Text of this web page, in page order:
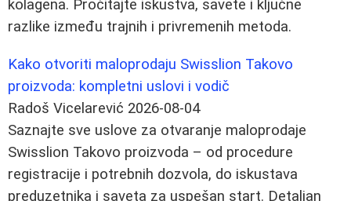
kolagena. Pročitajte iskustva, savete i ključne
razlike između trajnih i privremenih metoda.
Kako otvoriti maloprodaju Swisslion Takovo
proizvoda: kompletni uslovi i vodič
Radoš Vicelarević 2026-08-04
Saznajte sve uslove za otvaranje maloprodaje
Swisslion Takovo proizvoda – od procedure
registracije i potrebnih dozvola, do iskustava
preduzetnika i saveta za uspešan start. Detaljan